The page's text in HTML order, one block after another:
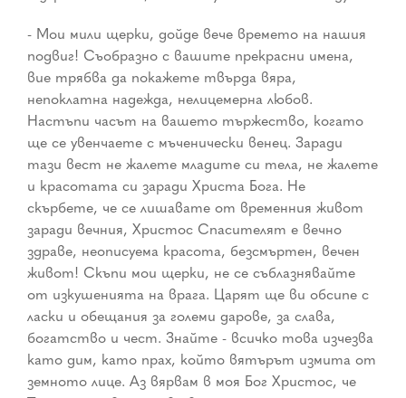
- Мои мили щерки, дойде вече времето на нашия
подвиг! Съобразно с вашите прекрасни имена,
вие трябва да покажете твърда вяра,
непоклатна надежда, нелицемерна любов.
Настъпи часът на вашето тържество, когато
ще се увенчаете с мъченически венец. Заради
тази вест не жалете младите си тела, не жалете
и красотата си заради Христа Бога. Не
скърбете, че се лишавате от временния живот
заради вечния, Христос Спасителят е вечно
здраве, неописуема красота, безсмъртен, вечен
живот! Скъпи мои щерки, не се съблазнявайте
от изкушенията на врага. Царят ще ви обсипе с
ласки и обещания за големи дарове, за слава,
богатство и чест. Знайте - всичко това изчезва
като дим, като прах, който вятърът измита от
земното лице. Аз вярвам в моя Бог Христос, че